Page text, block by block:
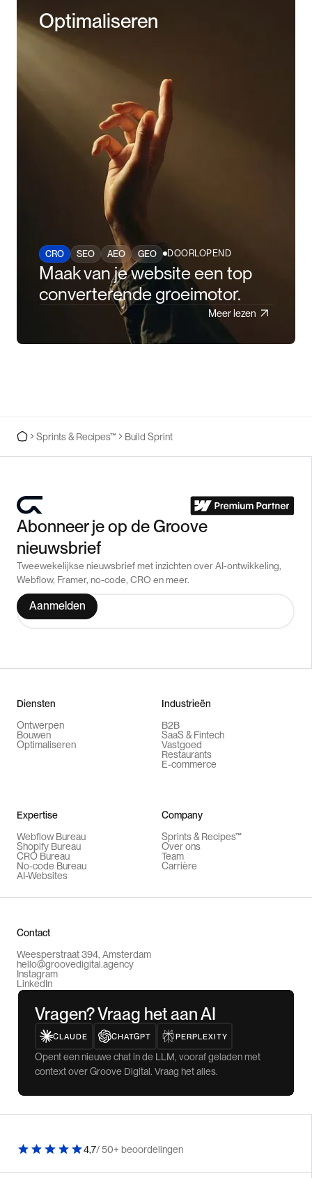
Optimaliseren
CRO SEO AEO GEO DOORLOPEND
Maak van je website een top
converterende groeimotor.
Meer lezen
Sprints & Recipes™ Build Sprint
Abonneer je op de Groove
nieuwsbrief
Tweewekelijkse nieuwsbrief met inzichten over AI-ontwikkeling,
Webflow, Framer, no-code, CRO en meer.
Diensten
Ontwerpen
Bouwen
Optimaliseren
Industrieën
B2B
SaaS & Fintech
Vastgoed
Restaurants
E-commerce
Expertise
Webflow Bureau
Shopify Bureau
CRO Bureau
No-code Bureau
AI-Websites
Company
Sprints & Recipes™
Over ons
Team
Carrière
Contact
Weesperstraat 394, Amsterdam
hello@groovedigital.agency
Instagram
LinkedIn
Vragen? Vraag het aan AI
CLAUDE CHATGPT PERPLEXITY
Opent een nieuwe chat in de LLM, vooraf geladen met
context over Groove Digital. Vraag het alles.
4,7/ 50+ beoordelingen